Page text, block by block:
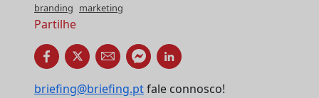
branding marketing
Partilhe
briefing@briefing.ptfale connosco!